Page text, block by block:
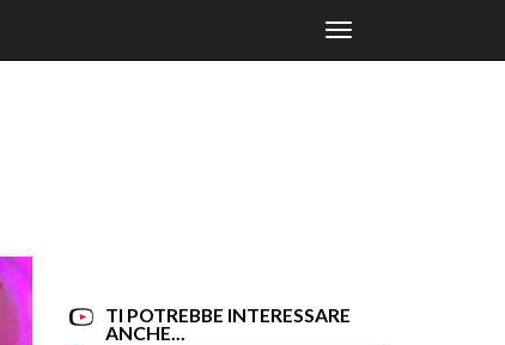
Toggle
navigation
TI POTREBBE INTERESSARE
ANCHE...